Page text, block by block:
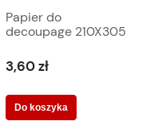
Papier do
decoupage 210X305
1891
3,60 zł
Do koszyka